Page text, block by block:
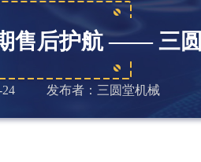
售后护航 —— 三
发布者：三圆堂机械